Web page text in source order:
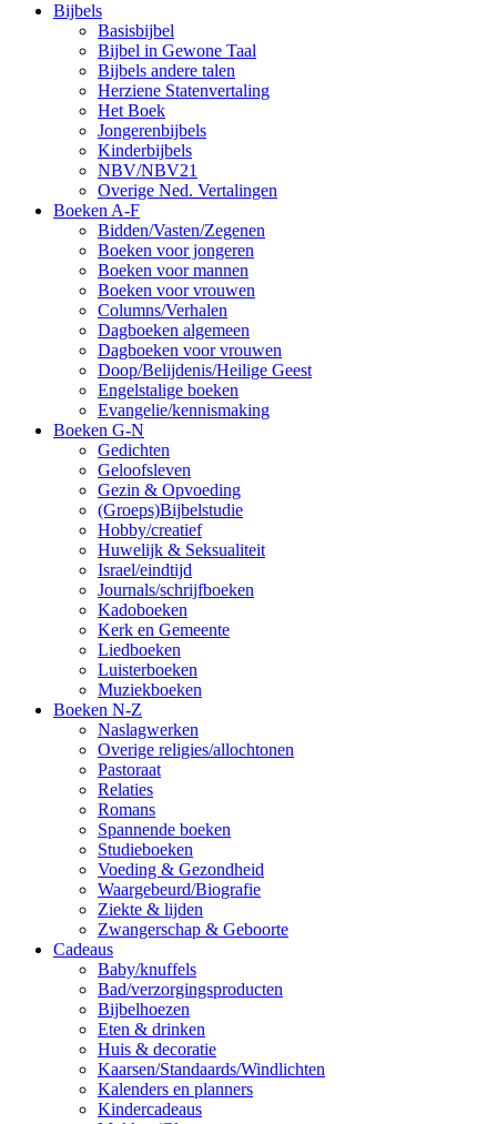
Bijbels
Basisbijbel
Bijbel in Gewone Taal
Bijbels andere talen
Herziene Statenvertaling
Het Boek
Jongerenbijbels
Kinderbijbels
NBV/NBV21
Overige Ned. Vertalingen
Boeken A-F
Bidden/Vasten/Zegenen
Boeken voor jongeren
Boeken voor mannen
Boeken voor vrouwen
Columns/Verhalen
Dagboeken algemeen
Dagboeken voor vrouwen
Doop/Belijdenis/Heilige Geest
Engelstalige boeken
Evangelie/kennismaking
Boeken G-N
Gedichten
Geloofsleven
Gezin & Opvoeding
(Groeps)Bijbelstudie
Hobby/creatief
Huwelijk & Seksualiteit
Israel/eindtijd
Journals/schrijfboeken
Kadoboeken
Kerk en Gemeente
Liedboeken
Luisterboeken
Muziekboeken
Boeken N-Z
Naslagwerken
Overige religies/allochtonen
Pastoraat
Relaties
Romans
Spannende boeken
Studieboeken
Voeding & Gezondheid
Waargebeurd/Biografie
Ziekte & lijden
Zwangerschap & Geboorte
Cadeaus
Baby/knuffels
Bad/verzorgingsproducten
Bijbelhoezen
Eten & drinken
Huis & decoratie
Kaarsen/Standaards/Windlichten
Kalenders en planners
Kindercadeaus